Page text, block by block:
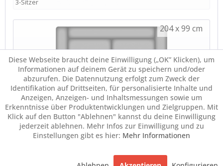
Diese Webseite braucht deine Einwilligung („OK” Klicken), um
Informationen auf deinem Gerät zu speichern und/oder
abzurufen. Die Datennutzung erfolgt zum Zweck der
Identifikation auf Drittseiten, für personalisierte Inhalte und
Anzeigen, Anzeigen- und Inhaltsmessungen sowie um
Erkenntnisse über Produktentwicklungen und Zielgruppen. Mit
Klick auf den Button "Ablehnen" kannst du deine Einwilligung
jederzeit ablehnen. Mehr Infos zur Einwilligung und zu
Einstellungen gibt es hier: Mehr Informationen